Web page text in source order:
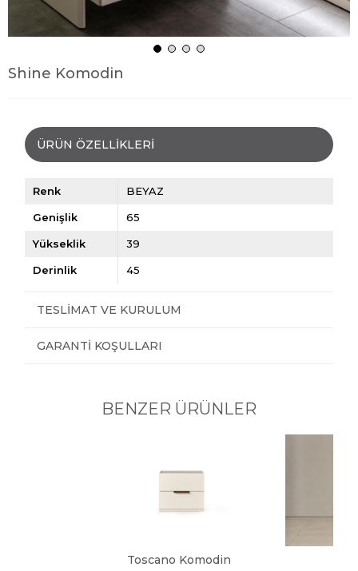
Shine Komodin
ÜRÜN ÖZELLIKLERI
Renk BEYAZ
Genişlik 65
Yükseklik 39
Derinlik 45
TESLIMAT VE KURULUM
GARANTI KOŞULLARI
BENZER ÜRÜNLER
Toscano Komodin